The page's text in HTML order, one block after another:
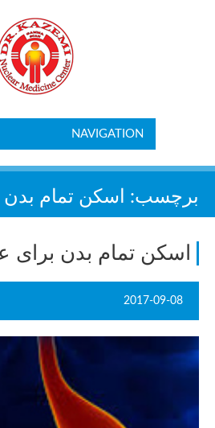
NAVIGATION
برچسب: اسکن تمام
اسکن تمام بدن برای
2017-09-08